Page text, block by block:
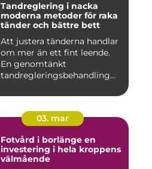
Tandreglering i nacka
moderna metoder för raka
tänder och bättre bett
Att justera tänderna handlar
om mer än ett fint leende.
En genomtänkt
tandregleringsbehandling
03. mar
Fotvård i borlänge en
investering i hela kroppens
välmående